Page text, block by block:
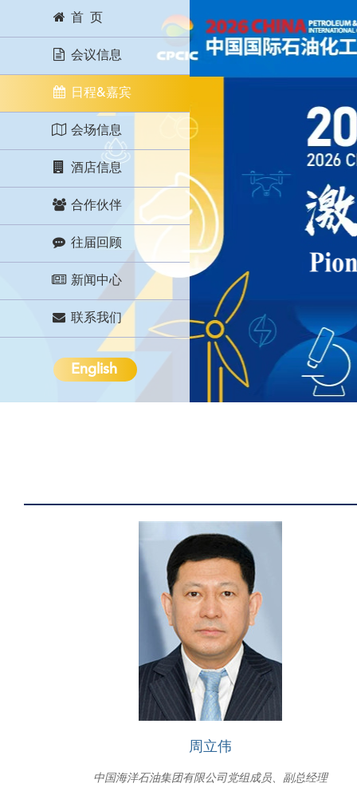
首 页
会议信息
日程&嘉宾
会场信息
酒店信息
合作伙伴
往届回顾
新闻中心
联系我们
English
周立伟
中国海洋石油集团有限公司党组成员、副总经理